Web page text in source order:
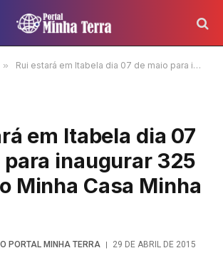
» Rui estará em Itabela dia 07 de maio para inaugurar 325 casas do Minha Casa Minha Vida
em Itabela dia 07
para inaugurar 325
Minha Casa Minha
PORTAL MINHA TERRA 29 DE ABRIL DE 2015